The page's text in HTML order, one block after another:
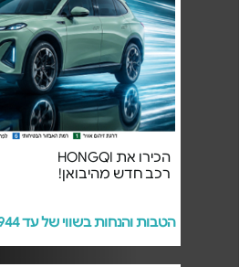
הכירו את HONGQI
רכב חדש מהיבואן!
הטבות והנחות בשווי של עד 33,944 ₪